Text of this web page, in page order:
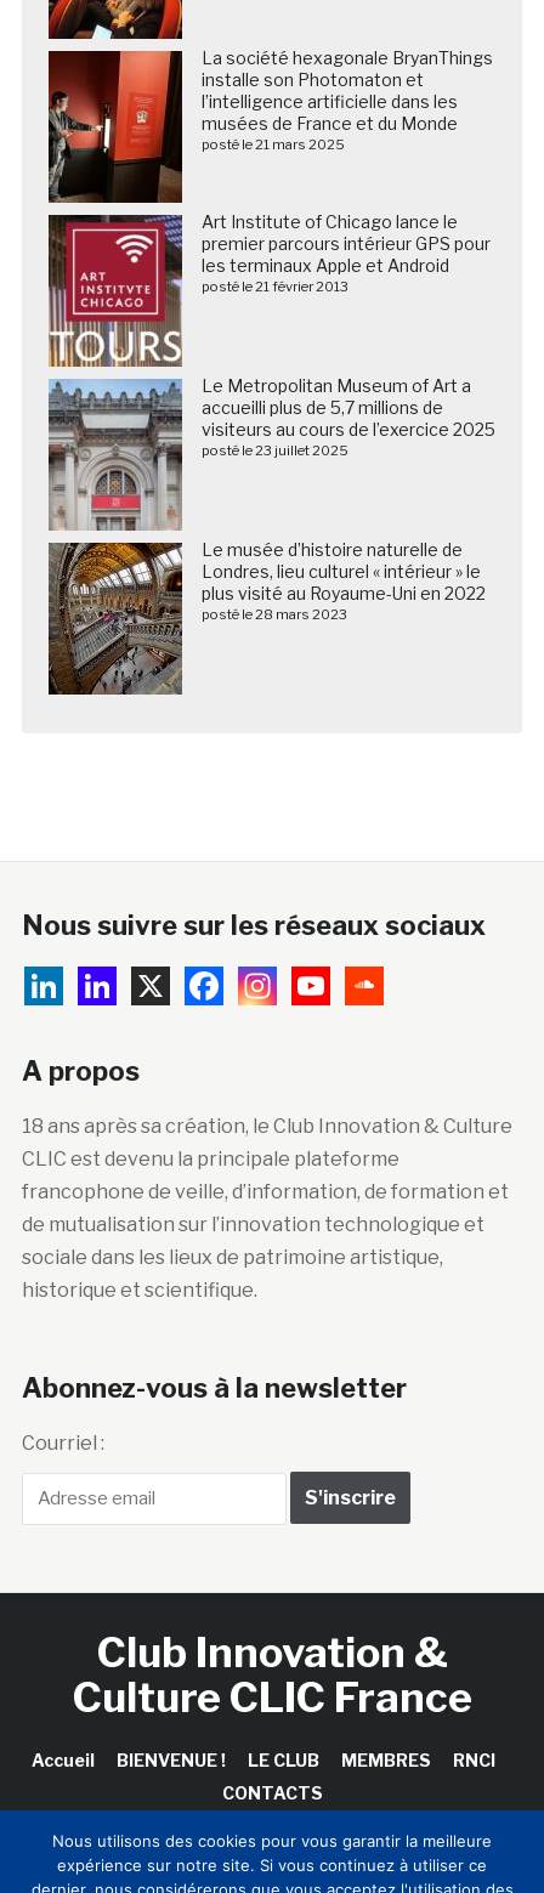
La société hexagonale BryanThings
installe son Photomaton et
l’intelligence artificielle dans les
musées de France et du Monde
posté le 21 mars 2025
Art Institute of Chicago lance le
premier parcours intérieur GPS pour
les terminaux Apple et Android
posté le 21 février 2013
Le Metropolitan Museum of Art a
accueilli plus de 5,7 millions de
visiteurs au cours de l’exercice 2025
posté le 23 juillet 2025
Le musée d’histoire naturelle de
Londres, lieu culturel « intérieur » le
plus visité au Royaume-Uni en 2022
posté le 28 mars 2023
Nous suivre sur les réseaux sociaux
A propos
18 ans après sa création, le Club Innovation & Culture
CLIC est devenu la principale plateforme
francophone de veille, d’information, de formation et
de mutualisation sur l’innovation technologique et
sociale dans les lieux de patrimoine artistique,
historique et scientifique.
Abonnez-vous à la newsletter
Courriel :
Club Innovation &
Culture CLIC France
Accueil BIENVENUE ! LE CLUB MEMBRES
RNCI
CONTACTS
Nous utilisons des cookies pour vous garantir la meilleure
expérience sur notre site. Si vous continuez à utiliser ce